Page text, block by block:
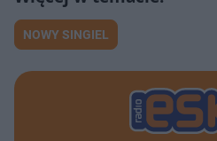
NOWY SINGIEL